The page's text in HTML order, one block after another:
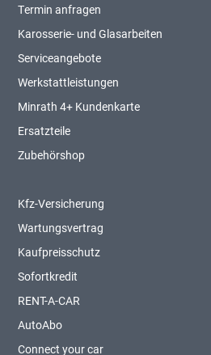
Termin anfragen
Karosserie- und Glasarbeiten
Serviceangebote
Werkstattleistungen
Minrath 4+ Kundenkarte
Ersatzteile
Zubehörshop
Kfz-Versicherung
Wartungsvertrag
Kaufpreisschutz
Sofortkredit
RENT-A-CAR
AutoAbo
Connect your car